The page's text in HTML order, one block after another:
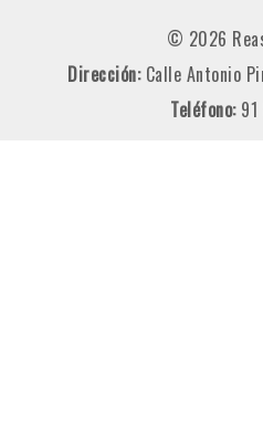
© 2026
Dirección: Calle Antonio
Teléfono: